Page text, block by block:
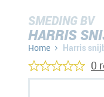
SMEDING BV
HARRIS
Home Harris
0
Ga